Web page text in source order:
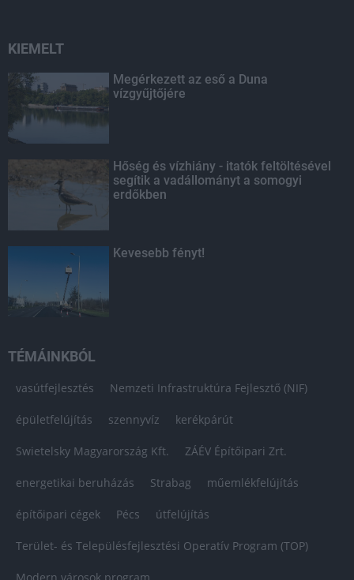
KIEMELT
Megérkezett az eső a Duna
vízgyűjtőjére
Hőség és vízhiány - itatók feltöltésével
segítik a vadállományt a somogyi
erdőkben
Kevesebb fényt!
TÉMÁINKBÓL
vasútfejlesztés Nemzeti Infrastruktúra Fejlesztő (NIF)
épületfelújítás szennyvíz kerékpárút
Swietelsky Magyarország Kft. ZÁÉV Építőipari Zrt.
energetikai beruházás Strabag műemlékfelújítás
építőipari cégek Pécs útfelújítás
Terület- és Településfejlesztési Operatív Program (TOP)